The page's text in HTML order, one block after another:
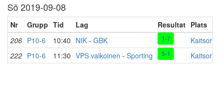
Sö 2019-09-08
Nr Grupp Tid Lag Resultat Plats
206 P10-6 10:40 NIK - GBK 1-7
Kaitsor
222 P10-6 11:30 VPS valkoinen - Sporting 5-1 Kaitsor